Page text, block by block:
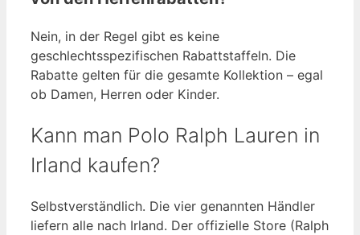
Nein, in der Regel gibt es keine
geschlechtsspezifischen Rabattstaffeln. Die
Rabatte gelten für die gesamte Kollektion – egal
ob Damen, Herren oder Kinder.
Kann man Polo Ralph Lauren in
Irland kaufen?
Selbstverständlich. Die vier genannten Händler
liefern alle nach Irland. Der offizielle Store (Ralph